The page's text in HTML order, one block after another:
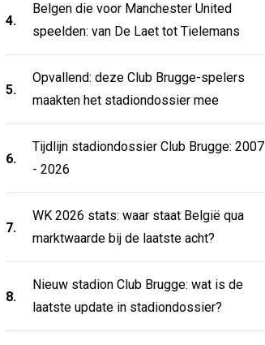
4.
Belgen die voor Manchester United
speelden: van De Laet tot Tielemans
5.
Opvallend: deze Club Brugge-spelers
maakten het stadiondossier mee
6.
Tijdlijn stadiondossier Club Brugge: 2007
- 2026
7.
WK 2026 stats: waar staat België qua
marktwaarde bij de laatste acht?
8.
Nieuw stadion Club Brugge: wat is de
laatste update in stadiondossier?